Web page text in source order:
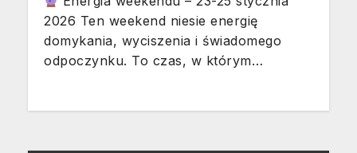
2026 Ten weekend niesie energię
domykania, wyciszenia i świadomego
odpoczynku. To czas, w którym…